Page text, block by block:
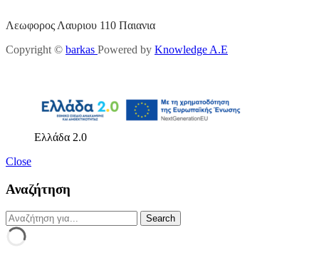
Λεωφορος Λαυριου 110 Παιανια
Copyright © barkas Powered by Knowledge A.E
Ελλάδα 2.0
Close
Αναζήτηση